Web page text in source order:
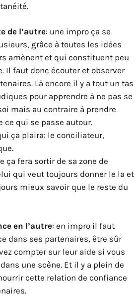
de l’autre: une impro ça se
grâce à toutes les idées
amènent et qui constituent peu
Il faut donc écouter et observer
Là encore il y a tout un tas
pour apprendre à ne pas se
mais au contraire à prendre
ce qui se passe autour.
ça plaira: le conciliateur,
ça fera sortir de sa zone de
qui veut toujours donner le la et
mieux savoir que le reste du
en l’autre: en impro il faut
dans ses partenaires, être sûr
compter sur leur aide si vous
une scène. Et il y a plein de
cette relation de confiance